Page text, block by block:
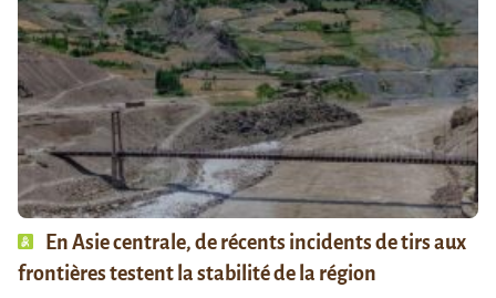
En Asie centrale, de récents incidents de tirs aux
frontières testent la stabilité de la région